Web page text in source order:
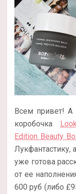
Всем привет! А
коробочка
Edition Beauty
Лукфантастику,
уже готова
от ее
600 руб (либо